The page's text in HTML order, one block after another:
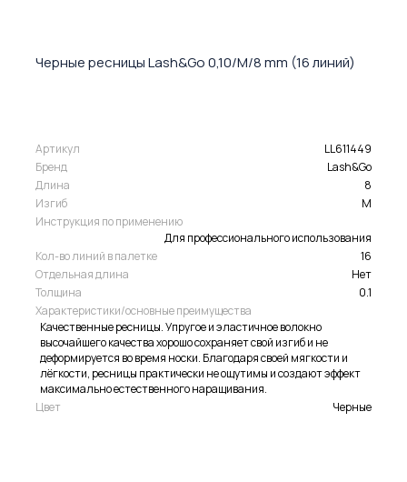
Черные ресницы Lash&Go 0,10/M/8 mm (16 линий)
Артикул
LL611449
Бренд
Lash&Go
Длина
8
Изгиб
M
Инструкция по применению
Для профессионального использования
Кол-во линий в палетке
16
Отдельная длина
Нет
Толщина
0.1
Характеристики/основные преимущества
Качественные ресницы. Упругое и эластичное волокно
высочайшего качества хорошо сохраняет свой изгиб и не
деформируется во время носки. Благодаря своей мягкости и
лёгкости, ресницы практически не ощутимы и создают эффект
максимально естественного наращивания.
Цвет
Черные